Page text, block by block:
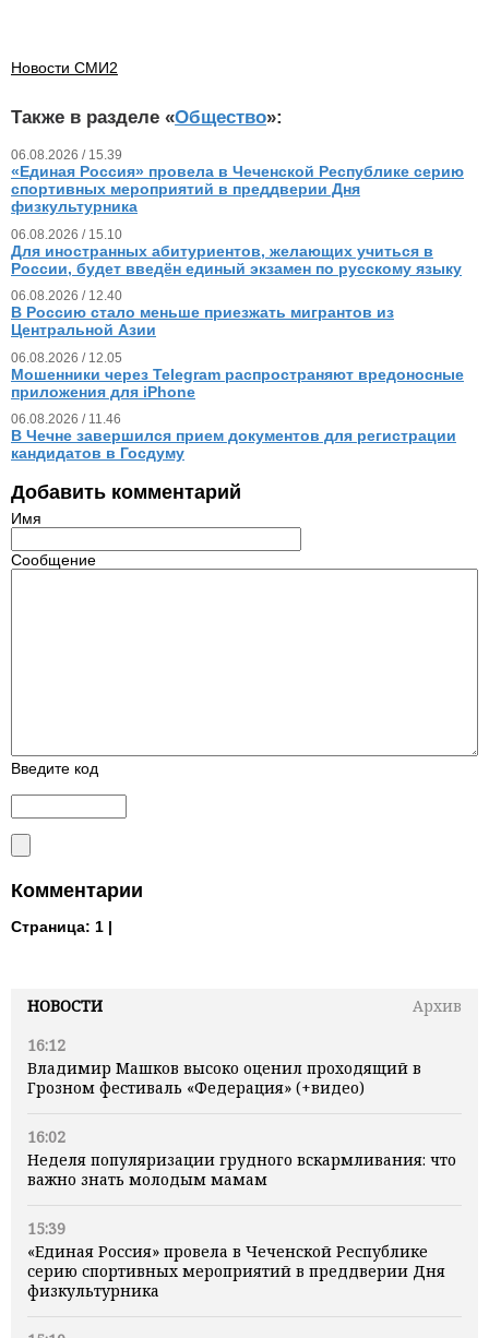
НОВОСТИ
Архив
16:12
Владимир Машков высоко оценил проходящий в
Грозном фестиваль «Федерация» (+видео)
16:02
Неделя популяризации грудного вскармливания: что
важно знать молодым мамам
15:39
«Единая Россия» провела в Чеченской Республике
серию спортивных мероприятий в преддверии Дня
физкультурника
Новости СМИ2
Также в разделе «Общество»:
06.08.2026 / 15.39
«Единая Россия» провела в Чеченской Республике серию
спортивных мероприятий в преддверии Дня
физкультурника
06.08.2026 / 15.10
Для иностранных абитуриентов, желающих учиться в
России, будет введён единый экзамен по русскому языку
06.08.2026 / 12.40
В Россию стало меньше приезжать мигрантов из
Центральной Азии
06.08.2026 / 12.05
Мошенники через Telegram распространяют вредоносные
приложения для iPhone
06.08.2026 / 11.46
В Чечне завершился прием документов для регистрации
кандидатов в Госдуму
Добавить комментарий
Имя
Сообщение
Введите код
Комментарии
Страница: 1 |